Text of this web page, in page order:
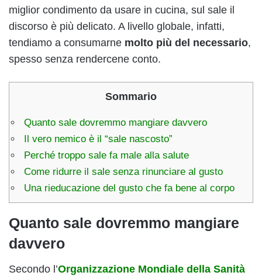
miglior condimento da usare in cucina, sul sale il
discorso è più delicato. A livello globale, infatti,
tendiamo a consumarne molto più del necessario,
spesso senza rendercene conto.
Sommario
Quanto sale dovremmo mangiare davvero
Il vero nemico è il “sale nascosto”
Perché troppo sale fa male alla salute
Come ridurre il sale senza rinunciare al gusto
Una rieducazione del gusto che fa bene al corpo
Quanto sale dovremmo mangiare
davvero
Secondo l’Organizzazione Mondiale della Sanità